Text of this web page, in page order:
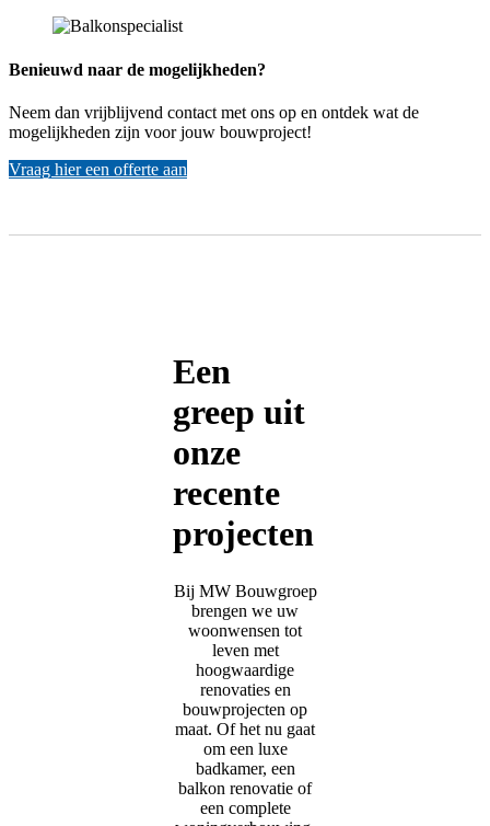
Benieuwd naar de mogelijkheden?
Neem dan vrijblijvend contact met ons op en ontdek wat de
mogelijkheden zijn voor jouw bouwproject!
Vraag hier een offerte aan
Een
greep uit
onze
recente
projecten
Bij MW Bouwgroep
brengen we uw
woonwensen tot
leven met
hoogwaardige
renovaties en
bouwprojecten op
maat. Of het nu gaat
om een luxe
badkamer, een
balkon renovatie of
een complete